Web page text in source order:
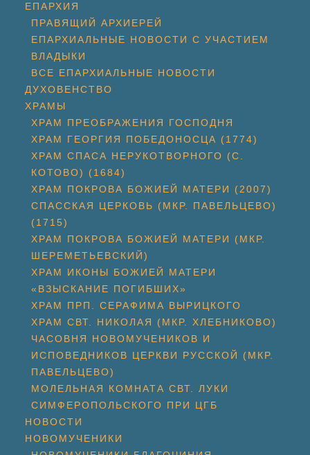
ЕПАРХИЯ
ПРАВЯЩИЙ АРХИЕРЕЙ
ЕПАРХИАЛЬНЫЕ НОВОСТИ С УЧАСТИЕМ
ВЛАДЫКИ
ВСЕ ЕПАРХИАЛЬНЫЕ НОВОСТИ
ДУХОВЕНСТВО
ХРАМЫ
ХРАМ ПРЕОБРАЖЕНИЯ ГОСПОДНЯ
ХРАМ ГЕОРГИЯ ПОБЕДОНОСЦА (1774)
ХРАМ СПАСА НЕРУКОТВОРНОГО (С.
КОТОВО) (1684)
ХРАМ ПОКРОВА БОЖИЕЙ МАТЕРИ (2007)
СПАССКАЯ ЦЕРКОВЬ (МКР. ПАВЕЛЬЦЕВО)
(1715)
ХРАМ ПОКРОВА БОЖИЕЙ МАТЕРИ (МКР.
ШЕРЕМЕТЬЕВСКИЙ)
ХРАМ ИКОНЫ БОЖИЕЙ МАТЕРИ
«ВЗЫСКАНИЕ ПОГИБШИХ»
ХРАМ ПРП. СЕРАФИМА ВЫРИЦКОГО
ХРАМ СВТ. НИКОЛАЯ (МКР. ХЛЕБНИКОВО)
ЧАСОВНЯ НОВОМУЧЕНИКОВ И
ИСПОВЕДНИКОВ ЦЕРКВИ РУССКОЙ (МКР.
ПАВЕЛЬЦЕВО)
МОЛЕЛЬНАЯ КОМНАТА СВТ. ЛУКИ
СИМФЕРОПОЛЬСКОГО ПРИ ЦГБ
НОВОСТИ
НОВОМУЧЕНИКИ